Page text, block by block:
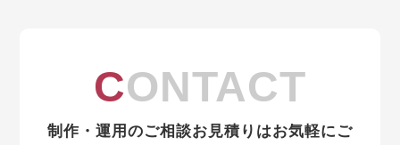
CONTACT
制作・運用のご相談お見積りはお気軽にご